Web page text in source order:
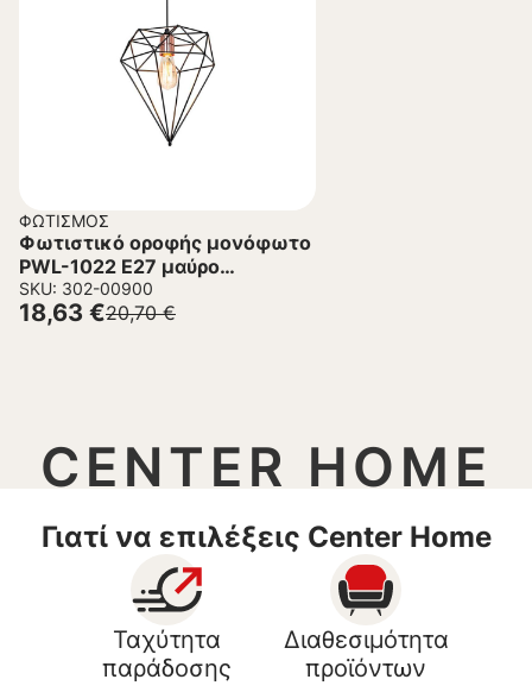
ΦΩΤΙΣΜΌΣ
Φωτιστικό οροφής μονόφωτο
PWL-1022 Ε27 μαύρο
Φ30×81εκ
SKU: 302-00900
20,70€
18,63 €
CENTER HOME
Γιατί να επιλέξεις Center Home
Ταχύτητα
παράδοσης
Διαθεσιμότητα
προϊόντων